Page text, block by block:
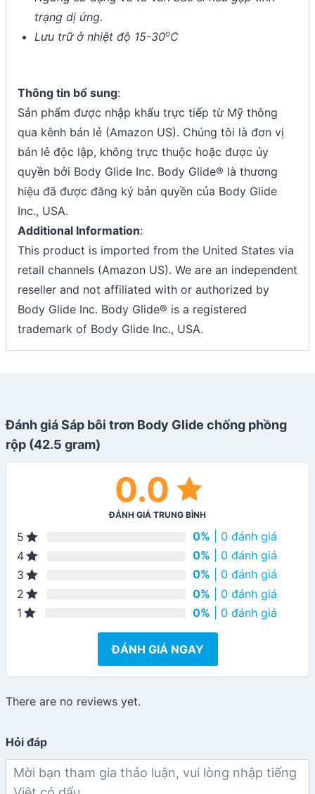
trạng dị ứng.
Lưu trữ ở nhiệt độ 15-30oC
Thông tin bổ sung:
Sản phẩm được nhập khẩu trực tiếp từ Mỹ thông
qua kênh bán lẻ (Amazon US). Chúng tôi là đơn vị
bán lẻ độc lập, không trực thuộc hoặc được ủy
quyền bởi Body Glide Inc. Body Glide® là thương
hiệu đã được đăng ký bản quyền của Body Glide
Inc., USA.
Additional Information:
This product is imported from the United States via
retail channels (Amazon US). We are an independent
reseller and not affiliated with or authorized by
Body Glide Inc. Body Glide® is a registered
trademark of Body Glide Inc., USA.
Đánh giá Sáp bôi trơn Body Glide chống phồng
rộp (42.5 gram)
0.0
ĐÁNH GIÁ TRUNG BÌNH
5 0% | 0 đánh giá
4
0% | 0 đánh giá
3
0% | 0 đánh giá
2
0% | 0 đánh giá
1
0% | 0 đánh giá
ĐÁNH GIÁ NGAY
There are no reviews yet.
Hỏi đáp